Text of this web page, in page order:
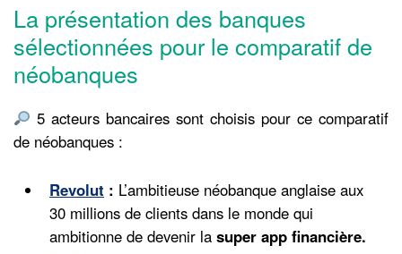
La présentation des banques
sélectionnées pour le comparatif de
néobanques
5 acteurs bancaires sont choisis pour ce comparatif
de néobanques :
Revolut : L’ambitieuse néobanque anglaise aux
30 millions de clients dans le monde qui
ambitionne de devenir la super app financière.